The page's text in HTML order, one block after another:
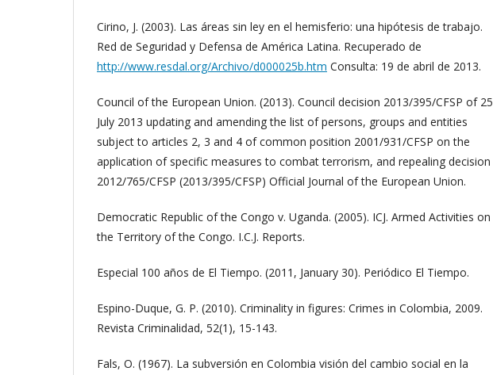
Cirino, J. (2003). Las áreas sin ley en el hemisferio: una hipótesis de trabajo.
Red de Seguridad y Defensa de América Latina. Recuperado de
http://www.resdal.org/Archivo/d000025b.htm Consulta: 19 de abril de 2013.
Council of the European Union. (2013). Council decision 2013/395/CFSP of 25
July 2013 updating and amending the list of persons, groups and entities
subject to articles 2, 3 and 4 of common position 2001/931/CFSP on the
application of specific measures to combat terrorism, and repealing decision
2012/765/CFSP (2013/395/CFSP) Official Journal of the European Union.
Democratic Republic of the Congo v. Uganda. (2005). ICJ. Armed Activities on
the Territory of the Congo. I.C.J. Reports.
Especial 100 años de El Tiempo. (2011, January 30). Periódico El Tiempo.
Espino-Duque, G. P. (2010). Criminality in figures: Crimes in Colombia, 2009.
Revista Criminalidad, 52(1), 15-143.
Fals, O. (1967). La subversión en Colombia visión del cambio social en la